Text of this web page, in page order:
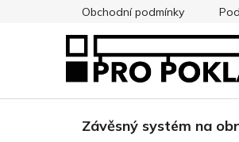
Obchodní podmínky
Závěsný systém na